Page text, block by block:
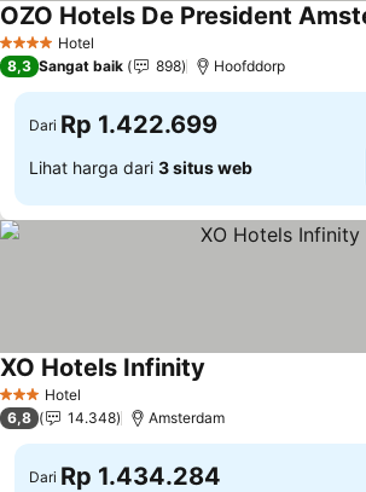
4 BintangHotel
8,3 Sangat baik 898 Hoofddorp
Dari Rp 1.422.699
Lihat harga dari 3 situs web
3 BintangHotel
XO Hotels Infinity
6,8 14.348 Amsterdam
Dari Rp 1.434.284